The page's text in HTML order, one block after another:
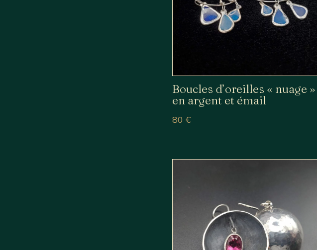
Boucles d’oreilles « nuage »
en argent et émail
80€